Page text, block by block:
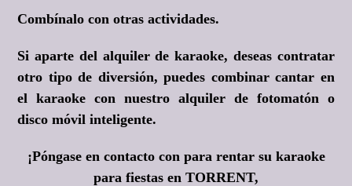
Combínalo con otras actividades.
Si aparte del alquiler de karaoke, deseas contratar
otro tipo de diversión, puedes combinar cantar en
el karaoke con nuestro alquiler de fotomatón o
disco móvil inteligente.
¡Póngase en contacto con para rentar su karaoke
para fiestas en TORRENT,